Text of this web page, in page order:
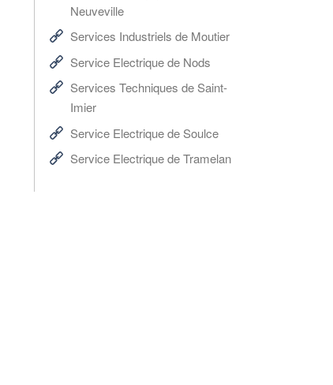
Neuveville
Services Industriels de Moutier
Service Electrique de Nods
Services Techniques de Saint-
Imier
Service Electrique de Soulce
Service Electrique de Tramelan